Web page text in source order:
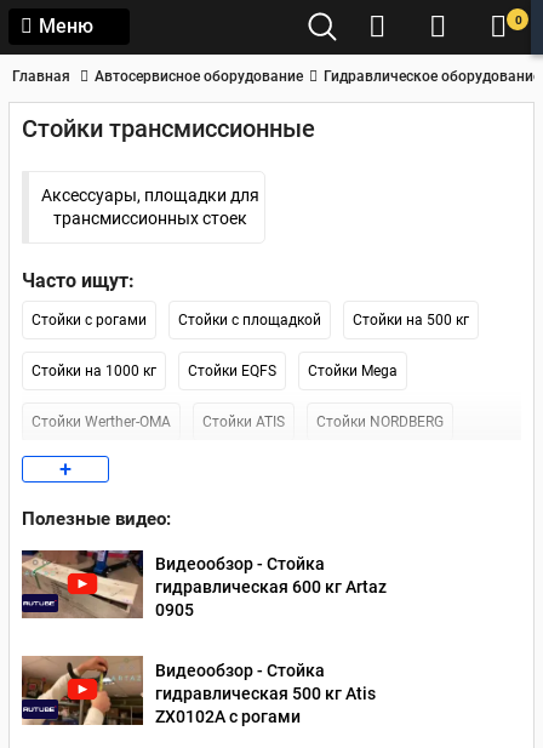
Меню 0
Главная Автосервисное оборудование Гидравлическое оборудование
Стойки трансмиссионные
Аксессуары, площадки для
трансмиссионных стоек
Часто ищут:
Стойки с рогами Стойки с площадкой Стойки на 500 кг
Стойки на 1000 кг Стойки EQFS Стойки Mega
Стойки Werther-OMA Стойки ATIS Стойки NORDBERG
Стойки Kraftwell
Стойки на 300 кг
+
Полезные видео:
Видеообзор - Стойка
гидравлическая 600 кг Artaz
0905
Видеообзор - Стойка
гидравлическая 500 кг Atis
ZX0102A с рогами